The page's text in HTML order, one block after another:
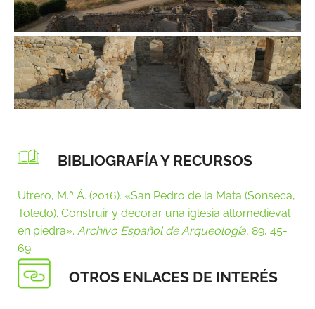
Imágenes: FUNCI
BIBLIOGRAFÍA Y RECURSOS
Utrero, M.ª Á. (2016). «San Pedro de la Mata (Sonseca,
Toledo). Construir y decorar una iglesia altomedieval
en piedra». Archivo Español de Arqueología, 89, 45-
69.
OTROS ENLACES DE INTERÉS